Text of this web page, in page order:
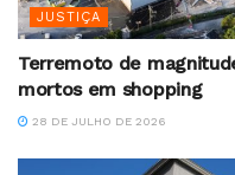
JUSTIÇA
Terremoto de
mortos em shopping
28 DE JULHO DE 2026